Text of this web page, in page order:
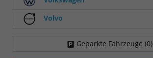
Volvo
Geparkte Fahrzeuge (0)